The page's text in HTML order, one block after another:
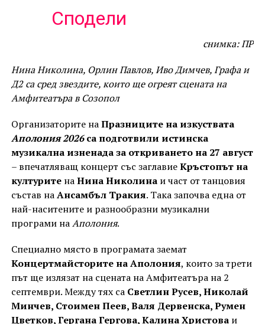
Сподели
снимка: ПР
Нина Николина, Орлин Павлов, Иво Димчев, Графа и
Д2 са сред звездите, които ще огреят сцената на
Амфитеатъра в Созопол
Организаторите наПразниците на изкуствата
Аполония 2026са подготвили истинска
музикална изненада за откриването на 27 август
– впечатляващ концерт със заглавиеКръстопът на
културитенаНина Николина и част от танцовия
състав наАнсамбъл Тракия. Така започва една от
най-наситените и разнообразни музикални
програми наАполония.
Специално място в програмата заемат
Концертмайсторите на Аполония, които за трети
път ще излязат на сцената на Амфитеатъра на 2
септември. Между тях са Светлин Русев, Николай
Минчев, Стоимен Пеев, Валя Дервенска, Румен
Цветков, Гергана Гергова, Калина Христова и